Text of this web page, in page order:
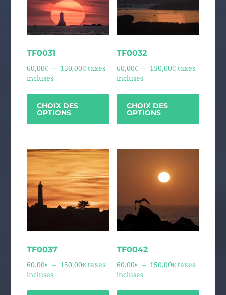
TF0031
60,00€ – 150,00€ taxes
incluses
CHOIX DES
OPTIONS
TF0032
60,00€ – 150,00€ taxes
incluses
CHOIX DES
OPTIONS
TF0037
60,00€ – 150,00€ taxes
incluses
TF0042
60,00€ – 150,00€ taxes
incluses